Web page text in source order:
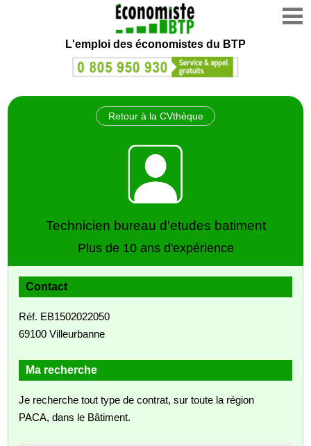
L'emploi des économistes du BTP
Retour à la CVthèque
Technicien bureau d'etudes batiment
Plus de 10 ans d'expérience
Contact
Réf. EB1502022050
69100 Villeurbanne
Ma recherche
Je recherche tout type de contrat, sur toute la région
PACA, dans le Bâtiment.